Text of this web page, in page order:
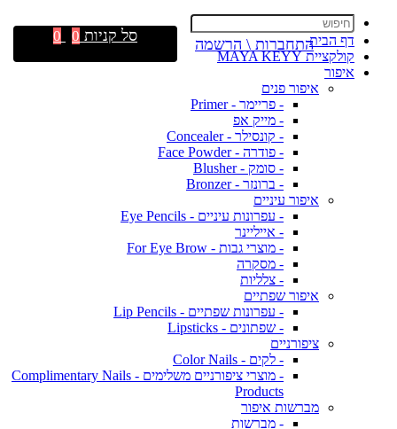
דף הבית
קולקציית MAYA KEYY
איפור
איפור פנים
- פריימר - Primer
- מייק אפ
- קונסילר - Concealer
- פודרה - Face Powder
- סומק - Blusher
- ברונזר - Bronzer
איפור עיניים
- עפרונות עיניים - Eye Pencils
- אייליינר
- מוצרי גבות - For Eye Brow
- מסקרה
- צלליות
איפור שפתיים
- עפרונות שפתיים - Lip Pencils
- שפתונים - Lipsticks
ציפורניים
- לקים - Color Nails
- מוצרי ציפורניים משלימים - Complimentary Nails
Products
מברשות איפור
- מברשות
התחברות \ הרשמה סל קניות 0
0